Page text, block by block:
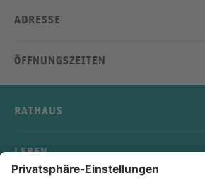
ADRESSE
ÖFFNUNGSZEITEN
RATHAUS
LEBEN